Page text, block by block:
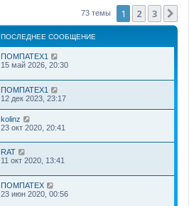
73 темы 1 2 3
ПОСЛЕДНЕЕ СООБЩЕНИЕ
ПОМПАТЕХ1
15 май 2026, 20:30
ПОМПАТЕХ1
12 дек 2023, 23:17
kolinz
23 окт 2020, 20:41
RAT
11 окт 2020, 13:41
ПОМПАТЕХ
23 июн 2020, 00:56